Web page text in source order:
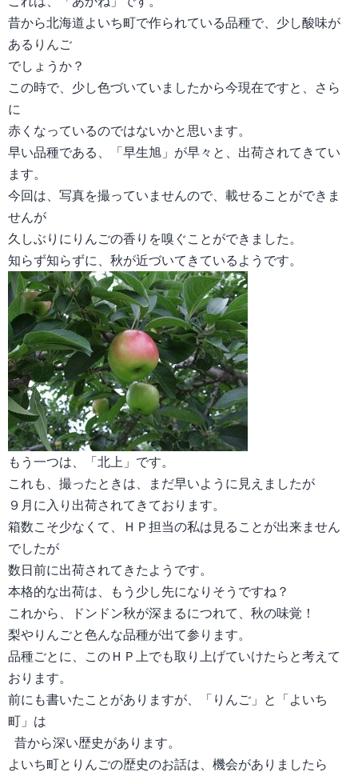
昔から北海道よいち町で作られている品種で、少し酸味が
あるりんご
でしょうか？
この時で、少し色づいていましたから今現在ですと、さら
に
赤くなっているのではないかと思います。
早い品種である、「早生旭」が早々と、出荷されてきてい
ます。
今回は、写真を撮っていませんので、載せることができま
せんが
久しぶりにりんごの香りを嗅ぐことができました。
知らず知らずに、秋が近づいてきているようです。
もう一つは、「北上」です。
これも、撮ったときは、まだ早いように見えましたが
９月に入り出荷されてきております。
箱数こそ少なくて、ＨＰ担当の私は見ることが出来ません
でしたが
数日前に出荷されてきたようです。
本格的な出荷は、もう少し先になりそうですね？
これから、ドンドン秋が深まるにつれて、秋の味覚！
梨やりんごと色んな品種が出て参ります。
品種ごとに、このＨＰ上でも取り上げていけたらと考えて
おります。
前にも書いたことがありますが、「りんご」と「よいち
町」は
昔から深い歴史があります。
よいち町とりんごの歴史のお話は、機会がありましたら